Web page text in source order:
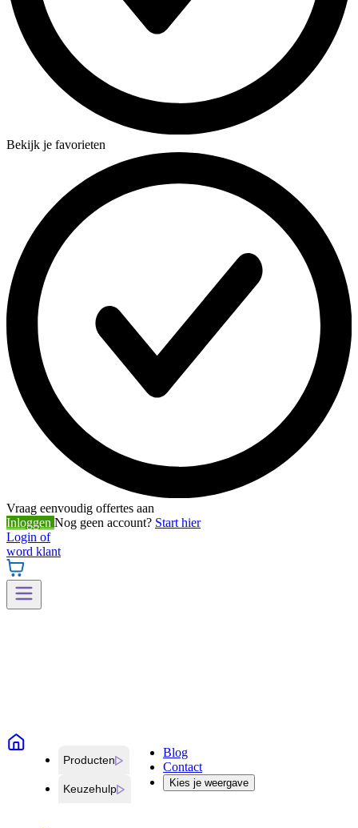
Bekijk je favorieten
Vraag eenvoudig offertes aan
Inloggen Nog geen account? Start hier
Login of
word klant
Producten
Keuzehulp
Blog
Contact
Kies je weergave